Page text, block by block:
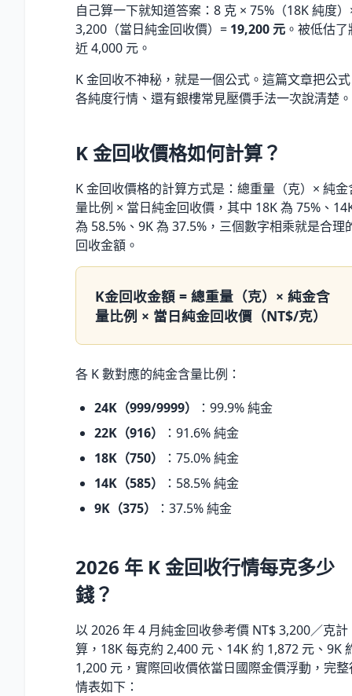
自己算一下就知道答案：8 克 × 75%（18K 純度
3,200（當日純金回收價）= 19,200 元 。被低估了
近 4,000 元。
K 金回收不神秘，就是一個公式。這篇文章把公
各純度行情、還有銀樓常見壓價手法一次說清楚。
K 金回收價格如何計算？
K 金回收價格的計算方式是：總重量（克）× 純金
量比例 × 當日純金回收價，其中 18K 為 75%、
為 58.5%、9K 為 37.5%，三個數字相乘就是合理
回收金額。
K金回收金額 = 總重量（克）× 純金含
量比例 × 當日純金回收價（NT$/克）
各 K 數對應的純金含量比例：
24K（999/9999）
：99.9% 純金
22K（916）
：91.6% 純金
18K（750）
：75.0% 純金
14K（585）
：58.5% 純金
9K（375）
：37.5% 純金
2026 年 K 金回收行情每克多少
錢？
以 2026 年 4 月純金回收參考價 NT$ 3,200／克計
算，18K 每克約 2,400 元、14K 約 1,872 元、9K
1,200 元，實際回收價依當日國際金價浮動，完整
情表如下：